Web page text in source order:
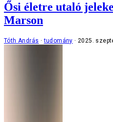
Ősi életre utaló
Marson
Tóth András tudomány 2025.